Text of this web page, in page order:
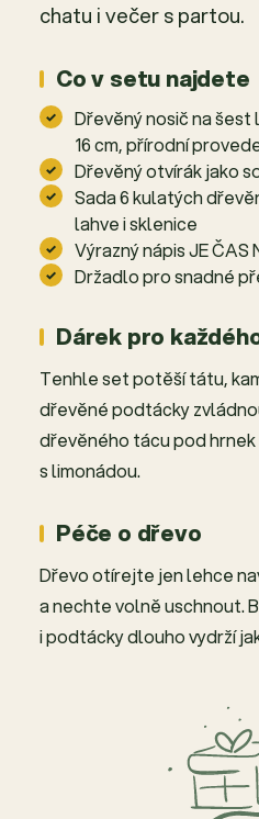
chatu i večer s partou.
Co v setu najdete
Dřevěný nosič na šest
16 cm, přírodní
Dřevěný otvírák jako
Sada 6 kulatých
lahve i sklenice
Výrazný nápis JE ČAS
Držadlo pro snadné
Dárek pro
Tenhle set potěší tátu,
dřevěné podtácky
dřevěného tácu pod
s limonádou.
Péče o dřevo
Dřevo otírejte jen lehce
a nechte volně uschnout.
i podtácky dlouho vydrží